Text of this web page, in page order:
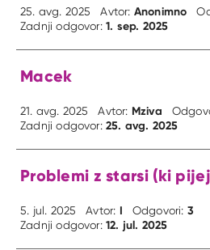
25. avg. 2025 Avtor: Anonimno
Zadnji odgovor:1. sep. 2025
Macek
21. avg. 2025 Avtor: Mziva
Zadnji odgovor:25. avg. 2025
Problemi z starsi (ki
5. jul. 2025 Avtor: I Odgovori: 3
Zadnji odgovor:12. jul. 2025